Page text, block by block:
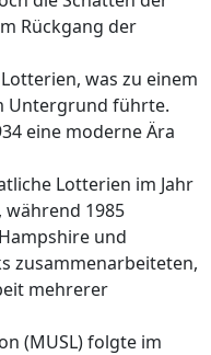
Rückgang der
was zu einem
Untergrund führte.
eine moderne Ära
Lotterien im Jahr
während 1985
und
zusammenarbeiteten,
mehrerer
(MUSL) folgte im